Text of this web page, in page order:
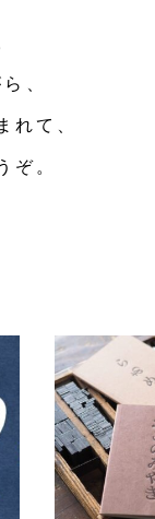
、
れて、
ぞ。